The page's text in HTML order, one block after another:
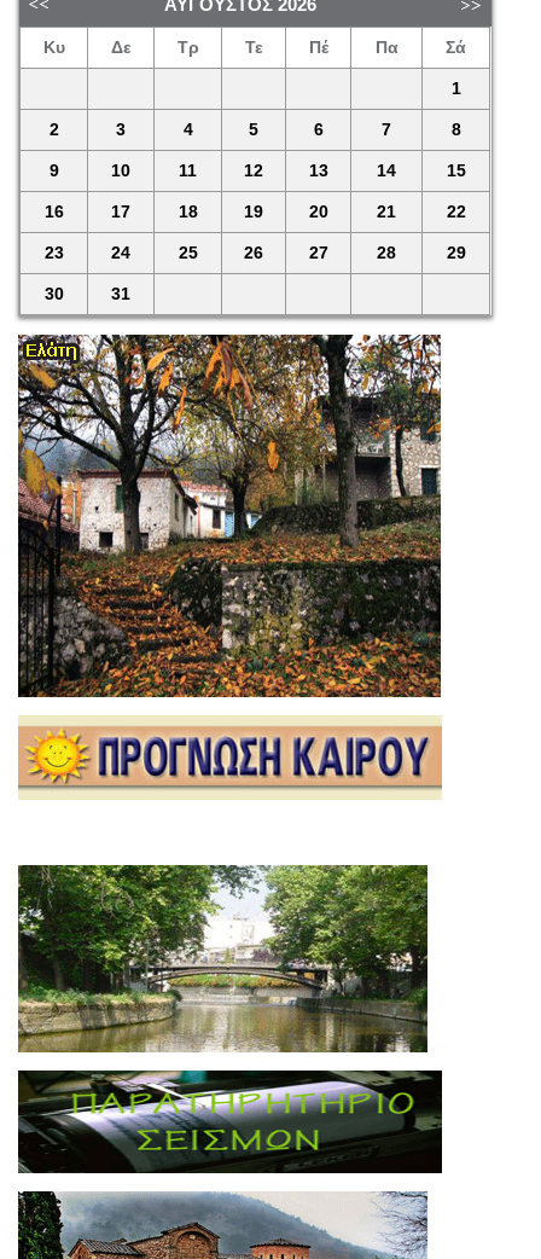
ΑΎΓΟΥΣΤΟΣ 2026
Κυ Δε Τρ Τε Πέ Πα Σά
1
2 3 4 5 6 7 8
9 10 11 12 13 14 15
16 17 18 19 20 21 22
23 24 25 26 27 28 29
30 31